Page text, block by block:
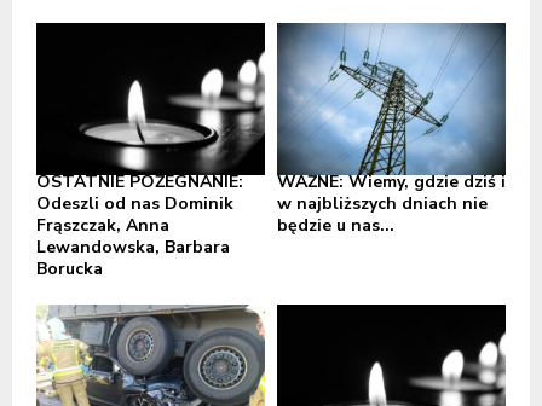
OSTATNIE POŻEGNANIE:
Odeszli od nas Dominik
Frąszczak, Anna
Lewandowska, Barbara
Borucka
WAŻNE: Wiemy, gdzie dziś i
w najbliższych dniach nie
będzie u nas...